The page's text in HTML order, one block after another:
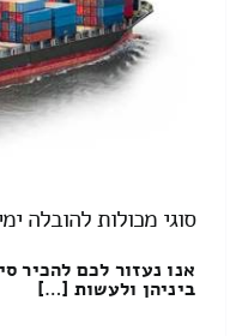
סוגי מכולות להובלה
אנו נעזור לכם להכיר
ביניהן ולעשות […]